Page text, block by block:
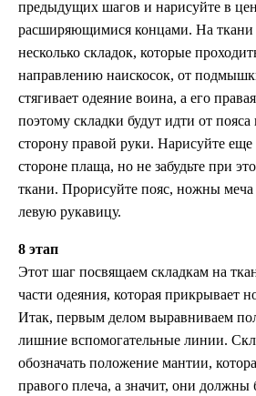
предыдущих шагов и нарисуйте в
расширяющимися концами. На ткани
несколько складок, которые
направлению наискосок, от
стягивает одеяние воина, а его
поэтому складки будут идти от пояса
сторону правой руки. Нарисуйте еще
стороне плаща, но не забудьте при
ткани. Прорисуйте пояс, ножны меча
левую рукавицу.
8 этап
Этот шаг посвящаем складкам на
части одеяния, которая прикрывает
Итак, первым делом выравниваем
лишние вспомогательные линии.
обозначать положение мантии,
правого плеча, а значит, они должны